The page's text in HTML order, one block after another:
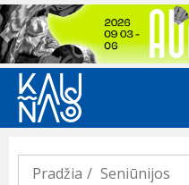
Previous
Pradžia
Seniūnijos